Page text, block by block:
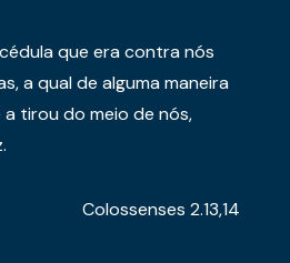
que era contra nós
a qual de alguma maneira
tirou do meio de nós,
Colossenses 2.13,14